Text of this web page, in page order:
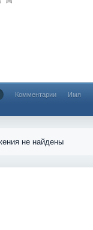
Комментарии
Имя
не найдены